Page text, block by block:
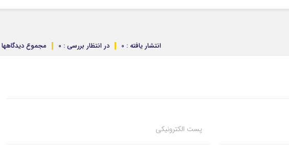
مجموع دیدگاهها : در انتظار بررسی : 0 انتشار یافته : 0
پست الکترونیکی